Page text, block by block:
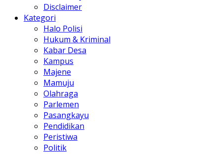
Disclaimer
Kategori
Halo Polisi
Hukum & Kriminal
Kabar Desa
Kampus
Majene
Mamuju
Olahraga
Parlemen
Pasangkayu
Pendidikan
Peristiwa
Politik